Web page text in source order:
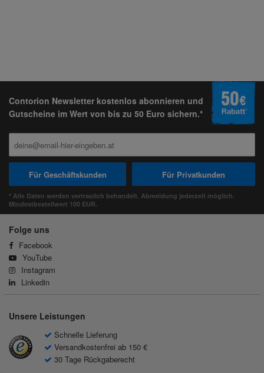
Contorion Newsletter kostenlos abonnieren und
Gutscheine im Wert von bis zu 50 Euro sichern.*
Für Geschäftskunden Für Privatkunden
* Alle Daten werden vertraulich behandelt. Abmeldung jederzeit möglich.
Mindestbestellwert 100 EUR.
Folge uns
Facebook
YouTube
Instagram
Linkedin
Unsere Leistungen
Schnelle Lieferung
Versandkostenfrei ab 150 €
30 Tage Rückgaberecht